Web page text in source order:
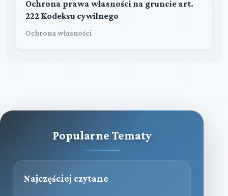
Ochrona prawa własności na gruncie art.
222 Kodeksu cywilnego
Ochrona własności
Popularne Tematy
Najczęściej czytane